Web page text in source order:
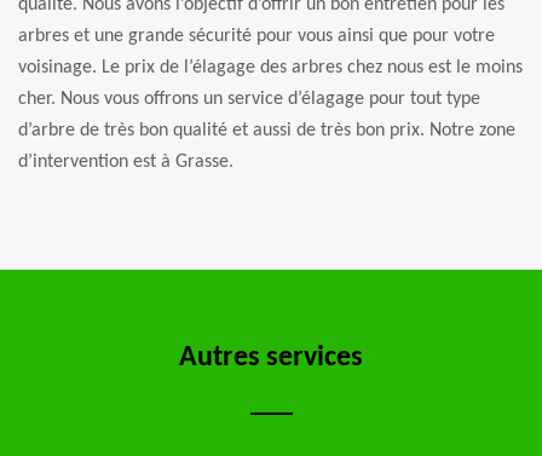
qualité. Nous avons l’objectif d’offrir un bon entretien pour les
arbres et une grande sécurité pour vous ainsi que pour votre
voisinage. Le prix de l’élagage des arbres chez nous est le moins
cher. Nous vous offrons un service d’élagage pour tout type
d’arbre de très bon qualité et aussi de très bon prix. Notre zone
d’intervention est à Grasse.
Autres services